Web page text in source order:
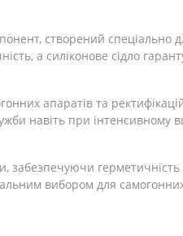
створений спеціально
а силіконове сідло
апаратів та
навіть при інтенсивному
герметичність
вибором для самогонних